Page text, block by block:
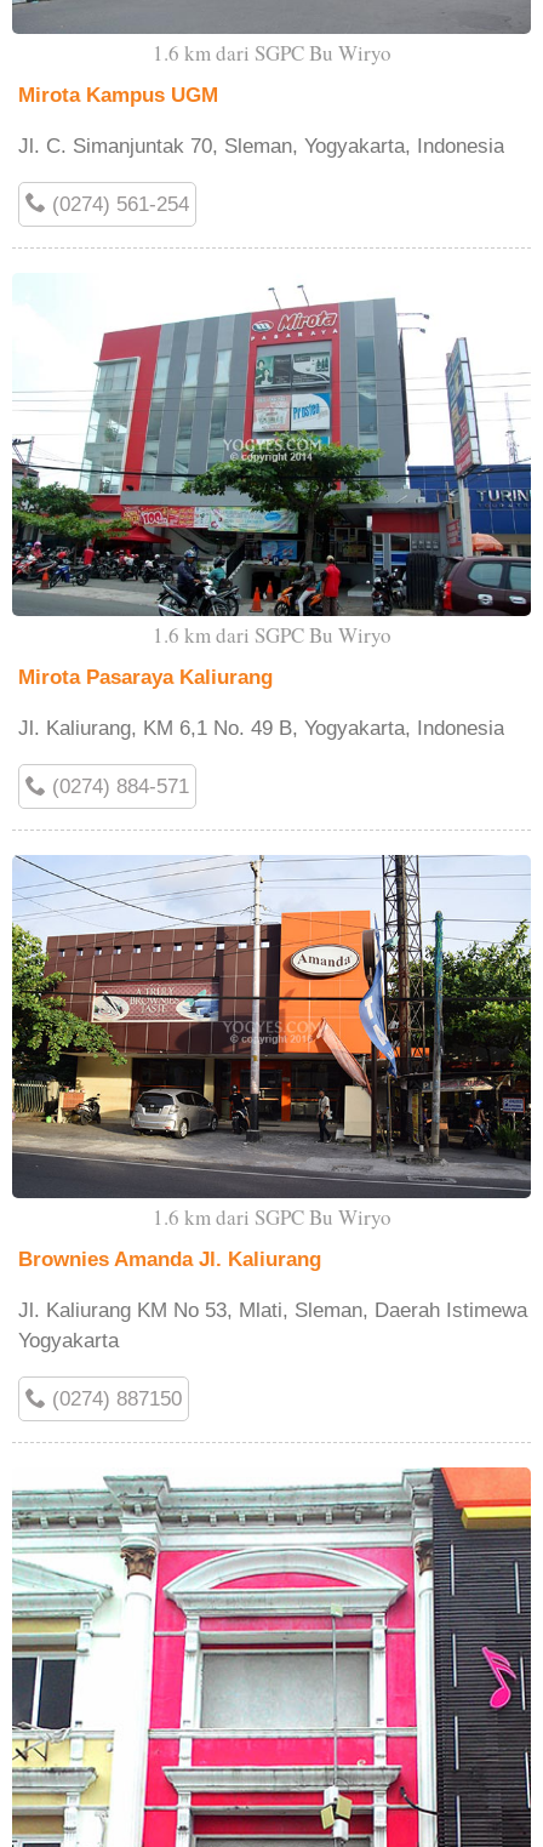
1.6 km dari SGPC Bu Wiryo
Mirota Kampus UGM
Jl. C. Simanjuntak 70, Sleman, Yogyakarta, Indonesia
(0274) 561-254
1.6 km dari SGPC Bu Wiryo
Mirota Pasaraya Kaliurang
Jl. Kaliurang, KM 6,1 No. 49 B, Yogyakarta, Indonesia
(0274) 884-571
1.6 km dari SGPC Bu Wiryo
Brownies Amanda Jl. Kaliurang
Jl. Kaliurang KM No 53, Mlati, Sleman, Daerah Istimewa
Yogyakarta
(0274) 887150